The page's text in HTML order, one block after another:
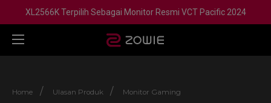
XL2566K Terpilih Sebagai Monitor Resmi VCT Pacific 2024
Home / Ulasan Produk / Monitor Gaming